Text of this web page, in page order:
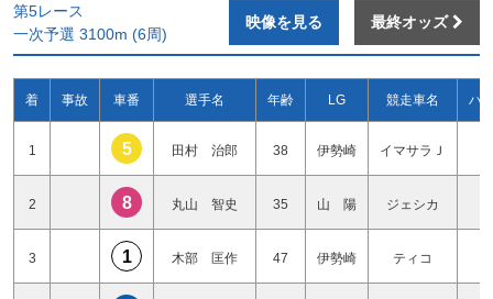
第5レース
一次予選 3100m (6周)
映像を見る 最終オッズ
着 事故 車番 選手名 年齢 LG 競走車名 ハ
1 5 田村 治郎 38 伊勢崎 イマサラＪ
2 8 丸山 智史 35 山 陽 ジェシカ
3 1 木部 匡作 47 伊勢崎 ティコ